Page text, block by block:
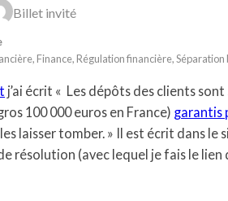
Billet invité
, Finance, Régulation financière, Séparation
j’ai écrit « Les dépôts des clients sont
100 000 euros en France) garantis
laisser tomber. » Il est écrit dans le
résolution (avec lequel je fais le lien